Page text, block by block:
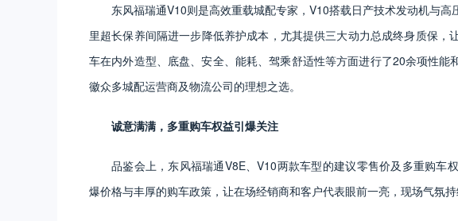
东风福瑞通V10则是高效重载城配专家，V10搭载日产技术发动机与
里超长保养间隔进一步降低养护成本，尤其提供三大动力总成终身质保，
车在内外造型、底盘、安全、能耗、驾乘舒适性等方面进行了20余项性能
徽众多城配运营商及物流公司的理想之选。
诚意满满 ，多重购车权益引爆关注
品鉴会上，东风福瑞通V8E、V10两款车型的建议零售价及多重购车
爆价格与丰厚的购车政策，让在场经销商和客户代表眼前一亮，现场气氛持